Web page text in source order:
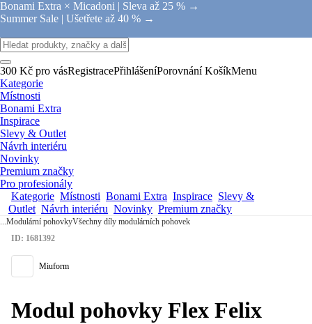
Bonami Extra × Micadoni | Sleva až 25 % →
Summer Sale | Ušetřete až 40 % →
300 Kč pro vásRegistracePřihlášeníPorovnání KošíkMenu
Kategorie
Místnosti
Bonami Extra
Inspirace
Slevy & Outlet
Návrh interiéru
Novinky
Premium značky
Pro profesionály
Kategorie Místnosti Bonami Extra Inspirace Slevy &
Outlet Návrh interiéru Novinky Premium značky
...Modulární pohovkyVšechny díly modulárních pohovek
ID: 1681392
Miuform
Modul pohovky Flex Felix